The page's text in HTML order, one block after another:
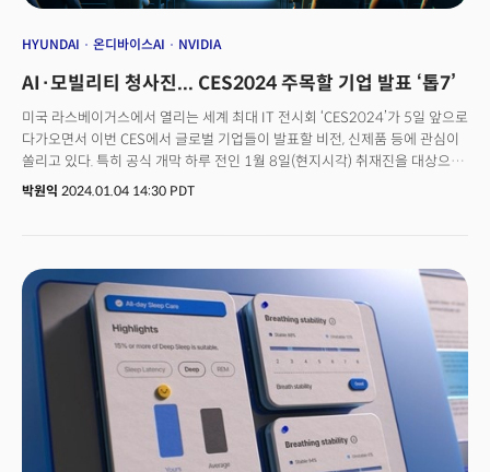
HYUNDAI 온디바이스AI NVIDIA
AI·모빌리티 청사진... CES2024 주목할 기업 발표 ‘톱7’
미국 라스베이거스에서 열리는 세계 최대 IT 전시회 ‘CES2024’가 5일 앞으로
다가오면서 이번 CES에서 글로벌 기업들이 발표할 비전, 신제품 등에 관심이
쏠리고 있다. 특히 공식 개막 하루 전인 1월 8일(현지시각) 취재진을 대상으로
진행되는 ‘미디어 데이(Media Days)’ 2일 차 프레스 컨퍼런스에 대한
14개 업체가 프레스 컨퍼런스를 진행하고, 이와 별개로 반도체 업체
엔비디아도 이날 온라인으로 ‘스페셜 발표(special address)‘를 진행하겠다고
밝힌 상태다. 공식 프레스 컨퍼런스와 함께 자율주행차 레이싱 대회 ‘인디
오토노머스 챌린지’ 주관사 등 9개 기업·단체가 진행하는 ‘파워 세션’도 이날
열린다. 더밀크는 현재까지 공개된 내용을 토대로 주목할 만한 프레스
컨퍼런스 톱7을 정리했다.
박원익 2024.01.04 14:30 PDT